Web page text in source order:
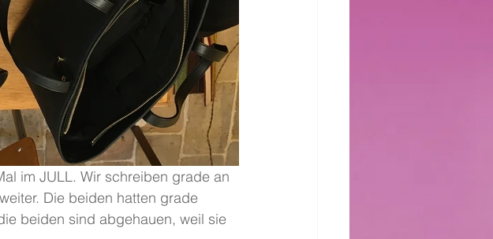
im JULL. Wir schreiben grade an
Die beiden hatten grade
beiden sind abgehauen, weil sie